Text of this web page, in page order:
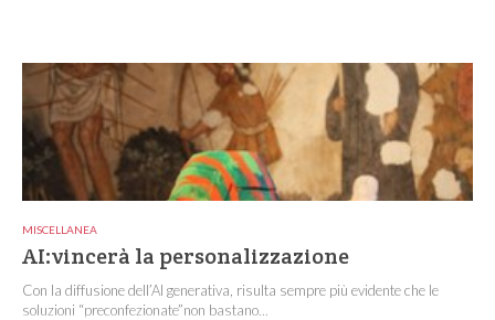
MISCELLANEA
AI:vincerà la personalizzazione
Con la diffusione dell’AI generativa, risulta sempre più evidente che le
soluzioni “preconfezionate”non bastano...